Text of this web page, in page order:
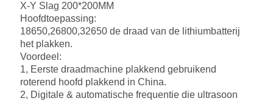
X-Y Slag 200*200MM
Hoofdtoepassing:
18650,26800,32650 de draad van de lithiumbatterij
het plakken.
Voordeel:
1, Eerste draadmachine plakkend gebruikend
roterend hoofd plakkend in China.
2, Digitale & automatische frequentie die ultrasoon